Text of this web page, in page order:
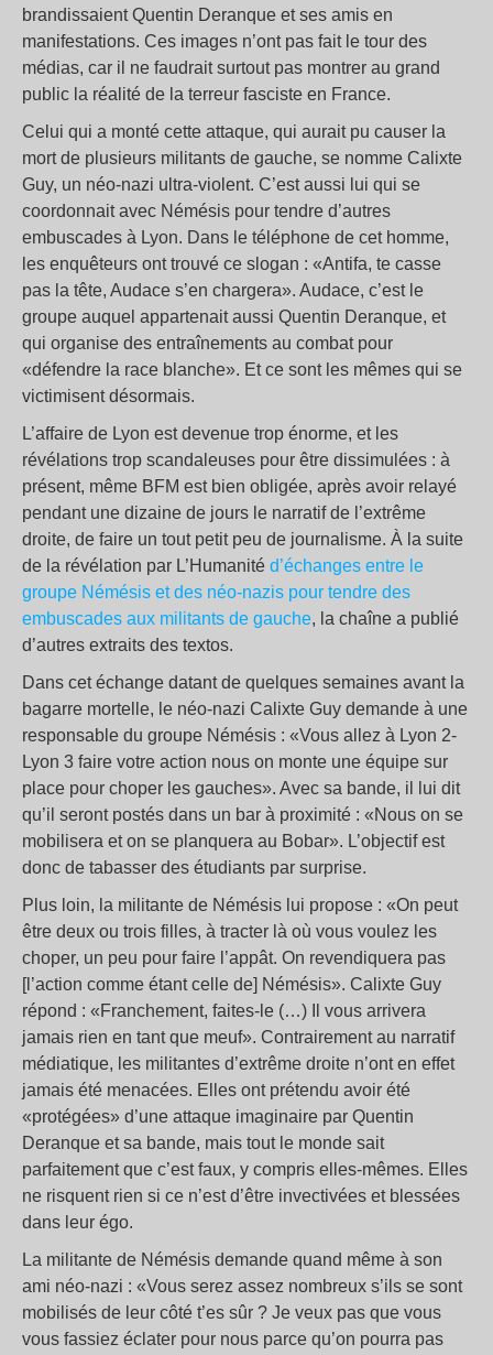
brandissaient Quentin Deranque et ses amis en
manifestations. Ces images n’ont pas fait le tour des
médias, car il ne faudrait surtout pas montrer au grand
public la réalité de la terreur fasciste en France.
Celui qui a monté cette attaque, qui aurait pu causer la
mort de plusieurs militants de gauche, se nomme Calixte
Guy, un néo-nazi ultra-violent. C’est aussi lui qui se
coordonnait avec Némésis pour tendre d’autres
embuscades à Lyon. Dans le téléphone de cet homme,
les enquêteurs ont trouvé ce slogan : «Antifa, te casse
pas la tête, Audace s’en chargera». Audace, c’est le
groupe auquel appartenait aussi Quentin Deranque, et
qui organise des entraînements au combat pour
«défendre la race blanche». Et ce sont les mêmes qui se
victimisent désormais.
L’affaire de Lyon est devenue trop énorme, et les
révélations trop scandaleuses pour être dissimulées : à
présent, même BFM est bien obligée, après avoir relayé
pendant une dizaine de jours le narratif de l’extrême
droite, de faire un tout petit peu de journalisme. À la suite
de la révélation par L’Humanité d’échanges entre le
groupe Némésis et des néo-nazis pour tendre des
embuscades aux militants de gauche, la chaîne a publié
d’autres extraits des textos.
Dans cet échange datant de quelques semaines avant la
bagarre mortelle, le néo-nazi Calixte Guy demande à une
responsable du groupe Némésis : «Vous allez à Lyon 2-
Lyon 3 faire votre action nous on monte une équipe sur
place pour choper les gauches». Avec sa bande, il lui dit
qu’il seront postés dans un bar à proximité : «Nous on se
mobilisera et on se planquera au Bobar». L’objectif est
donc de tabasser des étudiants par surprise.
Plus loin, la militante de Némésis lui propose : «On peut
être deux ou trois filles, à tracter là où vous voulez les
choper, un peu pour faire l’appât. On revendiquera pas
[l’action comme étant celle de] Némésis». Calixte Guy
répond : «Franchement, faites-le (…) Il vous arrivera
jamais rien en tant que meuf». Contrairement au narratif
médiatique, les militantes d’extrême droite n’ont en effet
jamais été menacées. Elles ont prétendu avoir été
«protégées» d’une attaque imaginaire par Quentin
Deranque et sa bande, mais tout le monde sait
parfaitement que c’est faux, y compris elles-mêmes. Elles
ne risquent rien si ce n’est d’être invectivées et blessées
dans leur égo.
La militante de Némésis demande quand même à son
ami néo-nazi : «Vous serez assez nombreux s’ils se sont
mobilisés de leur côté t’es sûr ? Je veux pas que vous
vous fassiez éclater pour nous parce qu’on pourra pas